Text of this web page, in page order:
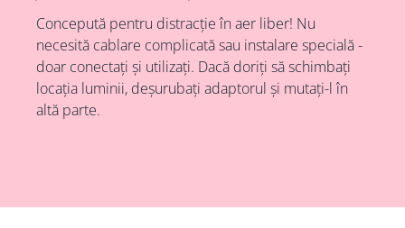
Concepută pentru distracție în aer liber! Nu
necesită cablare complicată sau instalare specială -
doar conectați și utilizați. Dacă doriți să schimbați
locația luminii, deșurubați adaptorul și mutați-l în
altă parte.